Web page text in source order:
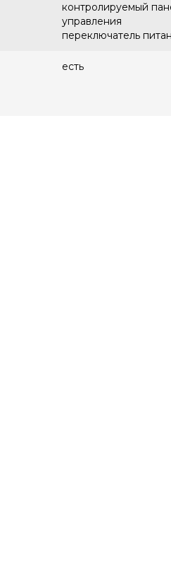
контролируемый
управления
переключатель
есть